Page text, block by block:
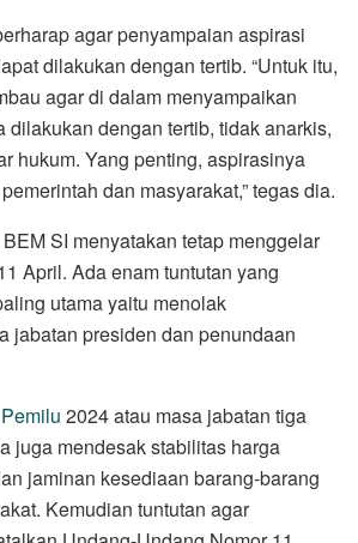
agar penyampaian aspirasi
dilakukan dengan tertib. “Untuk itu,
agar di dalam menyampaikan
dilakukan dengan tertib, tidak anarkis,
hukum. Yang penting, aspirasinya
dan masyarakat,” tegas dia.
SI menyatakan tetap menggelar
April. Ada enam tuntutan yang
utama yaitu menolak
jabatan presiden dan penundaan
2024 atau masa jabatan tiga
juga mendesak stabilitas harga
jaminan kesediaan barang-barang
Kemudian tuntutan agar